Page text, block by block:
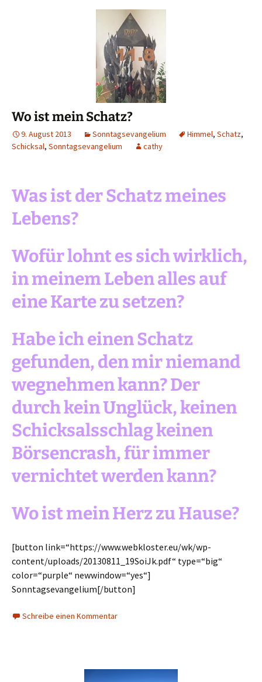
Wo ist mein Schatz?
9. August 2013 Sonntagsevangelium Himmel, Schatz,
Schicksal, Sonntagsevangelium cathy
Was ist der Schatz meines
Lebens?
Wofür lohnt es sich wirklich,
in meinem Leben alles auf
eine Karte zu setzen?
Habe ich einen Schatz
gefunden, den mir niemand
wegnehmen kann? Der
durch kein Unglück, keinen
Schicksalsschlag keinen
Börsencrash, für immer
vernichtet werden kann?
Wo ist mein Herz zu Hause?
[button link=“https://www.webkloster.eu/wk/wp-
content/uploads/20130811_19SoiJk.pdf“ type=“big“
color=“purple“ newwindow=“yes“]
Sonntagsevangelium[/button]
Schreibe einen Kommentar